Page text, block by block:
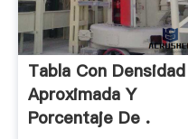
Tabla Con Densidad
Aproximada Y
Porcentaje De .